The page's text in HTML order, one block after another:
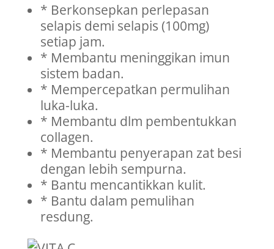
* Berkonsepkan perlepasan
selapis demi selapis (100mg)
setiap jam.
* Membantu meninggikan imun
sistem badan.
* Mempercepatkan permulihan
luka-luka.
* Membantu dlm pembentukkan
collagen.
* Membantu penyerapan zat besi
dengan lebih sempurna.
* Bantu mencantikkan kulit.
* Bantu dalam pemulihan
resdung.